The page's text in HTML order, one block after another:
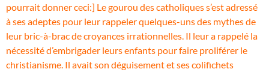
pourrait donner ceci:] Le gourou des catholiques s’est adressé
à ses adeptes pour leur rappeler quelques-uns des mythes de
leur bric-à-brac de croyances irrationnelles. Il leur a rappelé la
nécessité d’embrigader leurs enfants pour faire proliférer le
christianisme. Il avait son déguisement et ses colifichets